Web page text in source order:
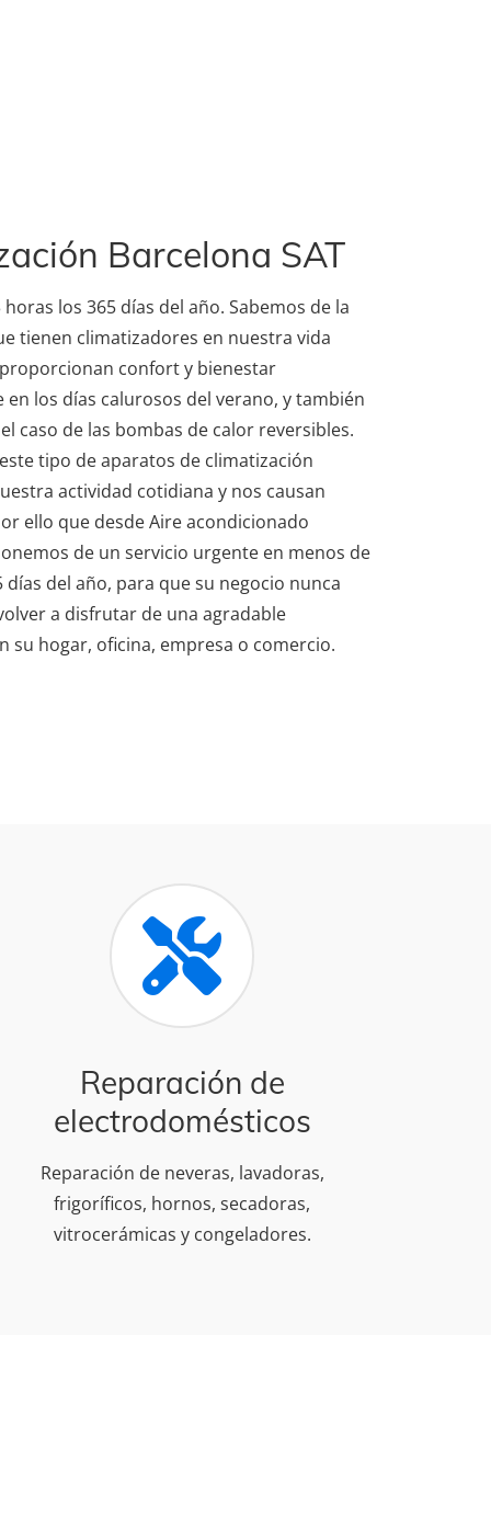
Barcelona SAT
los 365 días del año. Sabemos de la
tienen climatizadores en nuestra vida
confort y bienestar
los días calurosos del verano, y también
caso de las bombas de calor reversibles.
tipo de aparatos de climatización
actividad cotidiana y nos causan
ello que desde Aire acondicionado
de un servicio urgente en menos de
días del año, para que su negocio nunca
a disfrutar de una agradable
su hogar, oficina, empresa o comercio.
Reparación de
electrodomésticos
Reparación de neveras, lavadoras,
frigoríficos, hornos, secadoras,
vitrocerámicas y congeladores.